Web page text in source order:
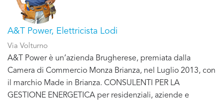
A&T Power, Elettricista Lodi
Via Volturno
A&T Power è un’azienda Brugherese, premiata dalla
Camera di Commercio Monza Brianza, nel Luglio 2013, con
il marchio Made in Brianza. CONSULENTI PER LA
GESTIONE ENERGETICA per residenziali, aziende e